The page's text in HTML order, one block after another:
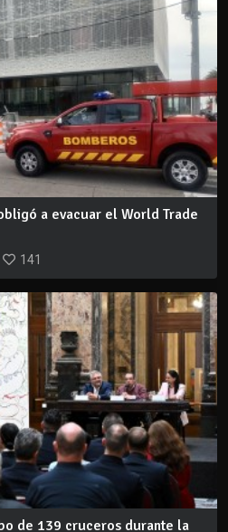
a evacuar el World Trade
141
de 139 cruceros durante la